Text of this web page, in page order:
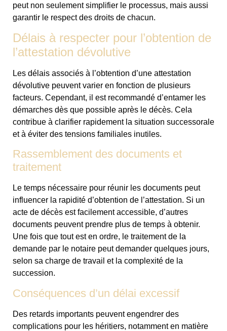
peut non seulement simplifier le processus, mais aussi
garantir le respect des droits de chacun.
Délais à respecter pour l’obtention de
l’attestation dévolutive
Les délais associés à l’obtention d’une attestation
dévolutive peuvent varier en fonction de plusieurs
facteurs. Cependant, il est recommandé d’entamer les
démarches dès que possible après le décès. Cela
contribue à clarifier rapidement la situation successorale
et à éviter des tensions familiales inutiles.
Rassemblement des documents et
traitement
Le temps nécessaire pour réunir les documents peut
influencer la rapidité d’obtention de l’attestation. Si un
acte de décès est facilement accessible, d’autres
documents peuvent prendre plus de temps à obtenir.
Une fois que tout est en ordre, le traitement de la
demande par le notaire peut demander quelques jours,
selon sa charge de travail et la complexité de la
succession.
Conséquences d’un délai excessif
Des retards importants peuvent engendrer des
complications pour les héritiers, notamment en matière